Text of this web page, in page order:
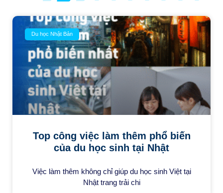
Du học Nhật Bản
Top công việc làm thêm phổ biến
của du học sinh tại Nhật
Việc làm thêm không chỉ giúp du học sinh Việt tại
Nhật trang trải chi